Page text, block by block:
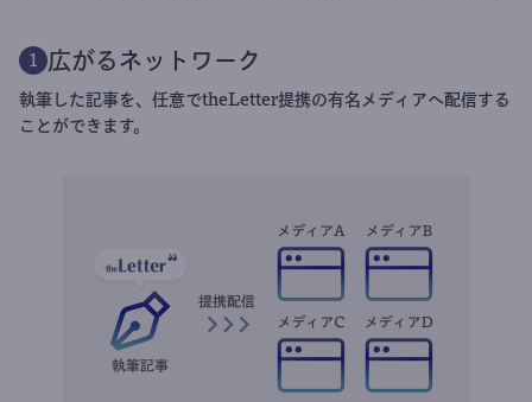
1 広がるネットワーク
執筆した記事を、任意でtheLetter提携の有名メディアへ配信する
ことができます。